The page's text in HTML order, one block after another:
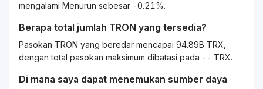
mengalami Menurun sebesar -0.21%.
Berapa total jumlah TRON yang tersedia?
Pasokan TRON yang beredar mencapai 94.89B TRX,
dengan total pasokan maksimum dibatasi pada -- TRX.
Di mana saya dapat menemukan sumber daya